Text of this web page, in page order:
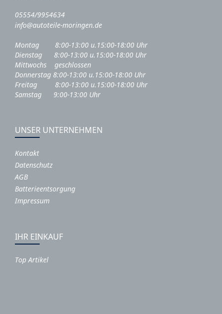
05554/9954634
info@autoteile-moringen.de
Montag 8:00-13:00 u.15:00-18:00 Uhr
Dienstag 8:00-13:00 u.15:00-18:00 Uhr
Mittwochs geschlossen
Donnerstag 8:00-13:00 u.15:00-18:00 Uhr
Freitag 8:00-13:00 u.15:00-18:00 Uhr
Samstag 9:00-13:00 Uhr
UNSER UNTERNEHMEN
Kontakt
Datenschutz
AGB
Batterieentsorgung
Impressum
IHR EINKAUF
Top Artikel